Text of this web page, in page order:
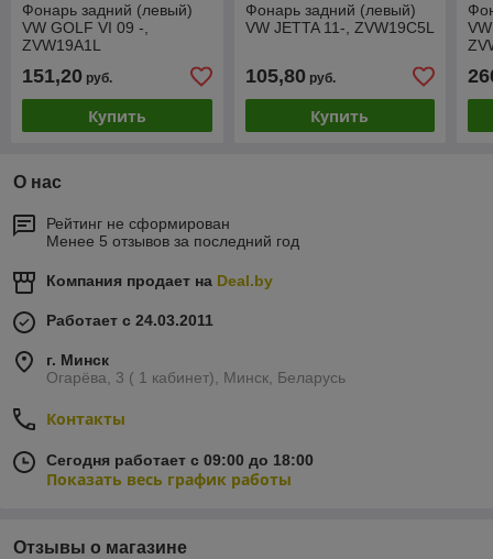
Фонарь задний (левый)
VW GOLF VI 09 -,
ZVW19A1L
151,20 руб.
Купить
Фонарь задний (левый)
VW JETTA 11-, ZVW19C5L
105,80руб.
Купить
О нас
Рейтинг не сформирован
Менее 5 отзывов за последний год
Компания продает на Deal.by
Работает с 24.03.2011
г. Минск
Огарёва, 3 ( 1 кабинет), Минск, Беларусь
Контакты
Сегодня работает с 09:00 до 18:00
Показать весь график работы
Отзывы о магазине